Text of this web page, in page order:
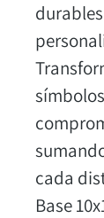
cada
Base